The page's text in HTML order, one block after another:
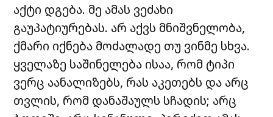
აქტი დგება. მე ამას ვეძახი
გაუპატიურებას. არ აქვს მნიშვნელობა,
ქმარი იქნება მოძალადე თუ ვინმე სხვა.
ყველაზე საშინელება ისაა, რომ ტიპი
ვერც აანალიზებს, რას აკეთებს და არც
თვლის, რომ დანაშაულს სჩადის; არც